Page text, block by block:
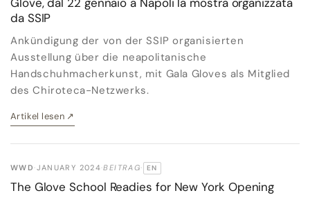
da SSIP
Ankündigung der von der SSIP organisierten
Ausstellung über die neapolitanische
Handschuhmacherkunst, mit Gala Gloves als Mitglied
des Chiroteca-Netzwerks.
Artikel lesen ↗
WWD ·JANUARY 2024 ·BEITRAG· ORIGINALSPRACHE:
EN
The Glove School Readies for New York Opening